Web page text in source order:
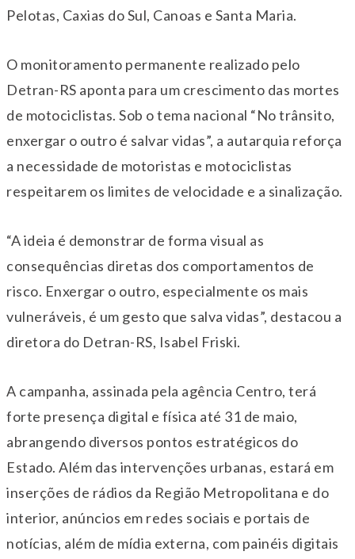
Pelotas, Caxias do Sul, Canoas e Santa Maria.
O monitoramento permanente realizado pelo
Detran-RS aponta para um crescimento das mortes
de motociclistas. Sob o tema nacional “No trânsito,
enxergar o outro é salvar vidas”, a autarquia reforça
a necessidade de motoristas e motociclistas
respeitarem os limites de velocidade e a sinalização.
“A ideia é demonstrar de forma visual as
consequências diretas dos comportamentos de
risco. Enxergar o outro, especialmente os mais
vulneráveis, é um gesto que salva vidas”, destacou a
diretora do Detran-RS, Isabel Friski.
A campanha, assinada pela agência Centro, terá
forte presença digital e física até 31 de maio,
abrangendo diversos pontos estratégicos do
Estado. Além das intervenções urbanas, estará em
inserções de rádios da Região Metropolitana e do
interior, anúncios em redes sociais e portais de
notícias, além de mídia externa, com painéis digitais